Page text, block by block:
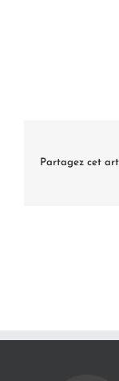
Partagez cet